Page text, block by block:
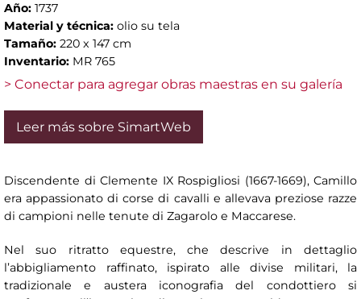
Año: 1737
Material y técnica: olio su tela
Tamaño: 220 x 147 cm
Inventario: MR 765
> Conectar para agregar obras maestras en su galería
Leer más sobre SimartWeb
Discendente di Clemente IX Rospigliosi (1667-1669), Camillo
era appassionato di corse di cavalli e allevava preziose razze
di campioni nelle tenute di Zagarolo e Maccarese.
Nel suo ritratto equestre, che descrive in dettaglio
l’abbigliamento raffinato, ispirato alle divise militari, la
tradizionale e austera iconografia del condottiero si